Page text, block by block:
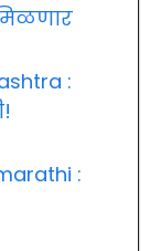
:
: